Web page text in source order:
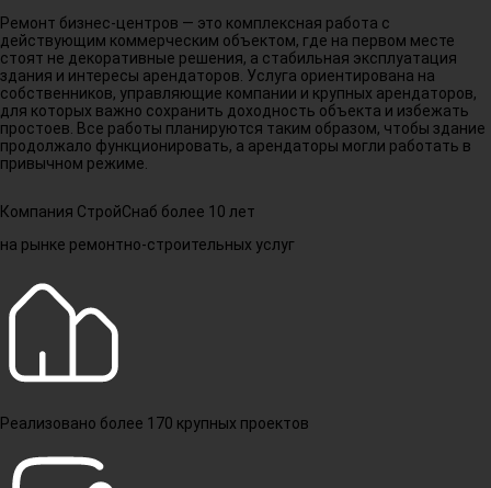
Ремонт бизнес-центров — это комплексная работа с
действующим коммерческим объектом, где на первом месте
стоят не декоративные решения, а стабильная эксплуатация
здания и интересы арендаторов. Услуга ориентирована на
собственников, управляющие компании и крупных арендаторов,
для которых важно сохранить доходность объекта и избежать
простоев. Все работы планируются таким образом, чтобы здание
продолжало функционировать, а арендаторы могли работать в
привычном режиме.
Компания СтройСнаб более 10 лет
на рынке ремонтно-строительных услуг
Реализовано более 170 крупных проектов